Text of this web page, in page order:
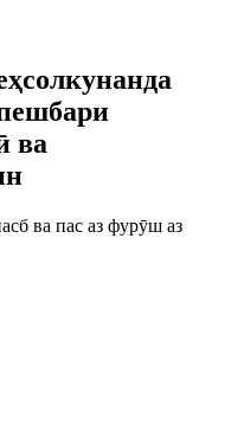
ва
ва пас аз фурӯш аз